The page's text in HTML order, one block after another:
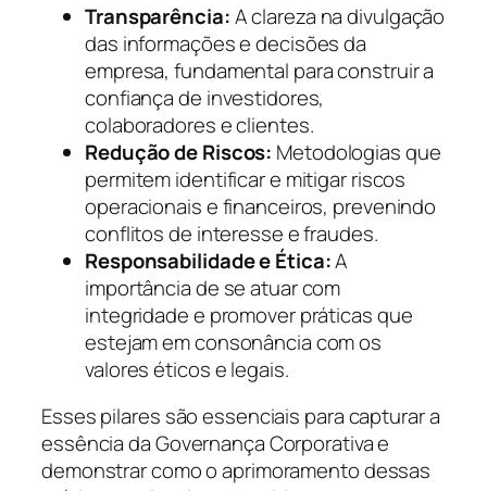
Transparência:A clareza na divulgação
das informações e decisões da
empresa, fundamental para construir a
confiança de investidores,
colaboradores e clientes.
Redução de Riscos: Metodologias que
permitem identificar e mitigar riscos
operacionais e financeiros, prevenindo
conflitos de interesse e fraudes.
Responsabilidade e Ética:A
importância de se atuar com
integridade e promover práticas que
estejam em consonância com os
valores éticos e legais.
Esses pilares são essenciais para capturar a
essência da Governança Corporativa e
demonstrar como o aprimoramento dessas